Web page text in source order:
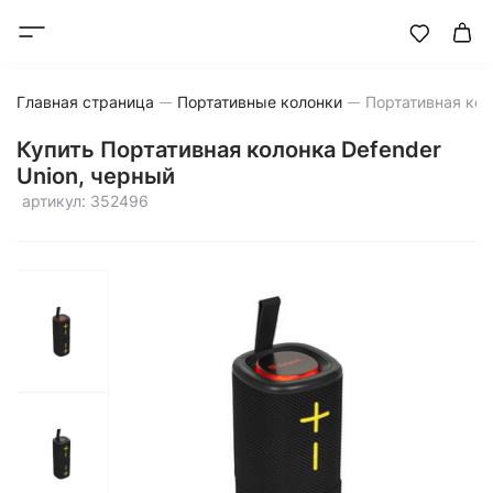
Главная страница Портативные колонки
Купить Портативная колонка Defender
Union, черный
артикул: 352496